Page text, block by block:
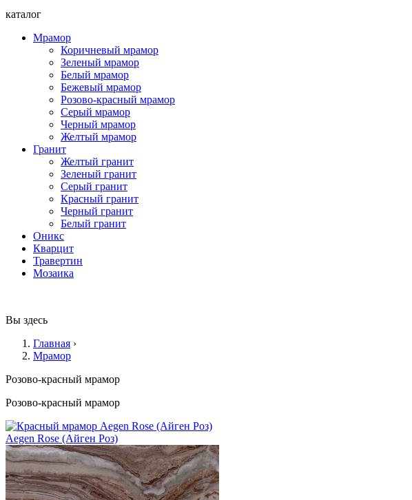
каталог
Мрамор
Коричневый мрамор
Зеленый мрамор
Белый мрамор
Бежевый мрамор
Розово-красный мрамор
Серый мрамор
Черный мрамор
Желтый мрамор
Гранит
Желтый гранит
Зеленый гранит
Серый гранит
Красный гранит
Черный гранит
Белый гранит
Оникс
Кварцит
Травертин
Мозаика
Вы здесь
Главная ›
Мрамор
Розово-красный мрамор
Розово-красный мрамор
Aegen Rose (Айген Роз)